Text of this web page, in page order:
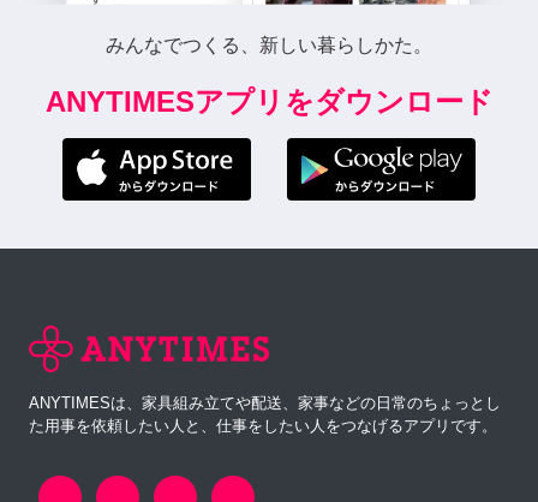
みんなでつくる、新しい暮らしかた。
ANYTIMESアプリをダウンロード
ANYTIMESは、家具組み立てや配送、家事などの日常のちょっとし
た用事を依頼したい人と、仕事をしたい人をつなげるアプリです。